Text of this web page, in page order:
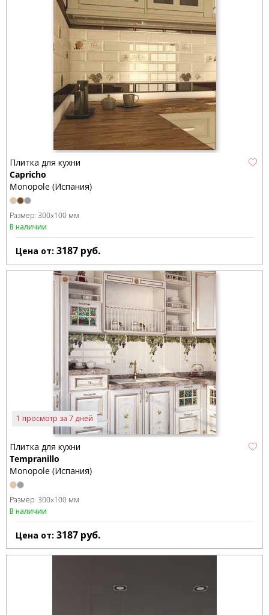
Плитка для кухни
Capricho
Monopole (Испания)
Размер: 300x100 мм
В наличии
Цена от: 3187 руб.
1 просмотр за 7 дней
Плитка для кухни
Tempranillo
Monopole (Испания)
Размер: 300x100 мм
В наличии
Цена от: 3187 руб.